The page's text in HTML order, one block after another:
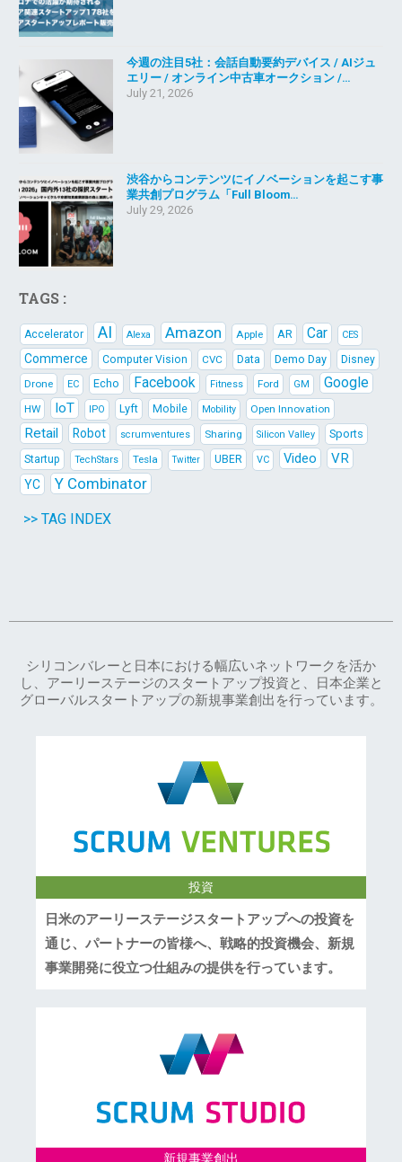
今週の注目5社：会話自動要約デバイス / AIジュ
エリー / オンライン中古車オークション /…
July 21, 2026
渋谷からコンテンツにイノベーションを起こす事
業共創プログラム「Full Bloom…
July 29, 2026
TAGS :
Accelerator AI Alexa Amazon Apple AR Car CES
Commerce Computer Vision CVC Data Demo Day
Disney
Drone
EC Echo Facebook Fitness Ford GM Google
HW IoT IPO Lyft Mobile Mobility Open Innovation
Retail Robot scrumventures Sharing Silicon Valley Sports
Startup TechStars Tesla Twitter UBER VC Video VR
YC Y Combinator
>> TAG INDEX
シリコンバレーと日本における幅広いネットワークを活か
し、アーリーステージのスタートアップ投資と、日本企業と
グローバルスタートアップの新規事業創出を行っています。
投資
日米のアーリーステージスタートアップへの投資を
通じ、パートナーの皆様へ、戦略的投資機会、新規
事業開発に役立つ仕組みの提供を行っています。
新規事業創出